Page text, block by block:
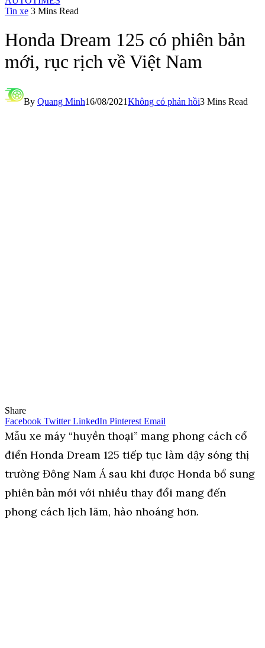
Tin xe 3 Mins Read
Honda Dream 125 có phiên bản
mới, rục rịch về Việt Nam
By Quang Minh16/08/2021Không có phản hồi3 Mins Read
Share
Facebook Twitter LinkedIn Pinterest Email
Mẫu xe máy “huyền thoại” mang phong cách cổ
điển Honda Dream 125 tiếp tục làm dậy sóng thị
trường Đông Nam Á sau khi được Honda bổ sung
phiên bản mới với nhiều thay đổi mang đến
phong cách lịch lãm, hào nhoáng hơn.